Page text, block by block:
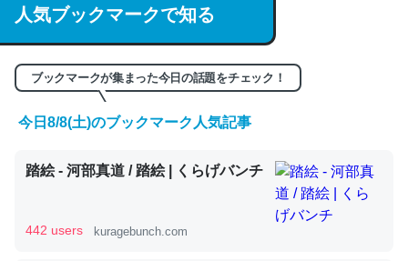
/064121
─GPTの仕組みと限界についての考察（１） - conceptualization
くらい。小説でいう「ずっと前の伏線」は回収されないけ
ど、短期記憶というには多い分量。進化すればするほど分
人気ブックマークで知る
ブックマークが集まった今日の話題をチェック！
今日8/8(土)のブックマーク人気記事
踏絵 - 河部真道 / 踏絵 | くらげバンチ
442 users kuragebunch.com